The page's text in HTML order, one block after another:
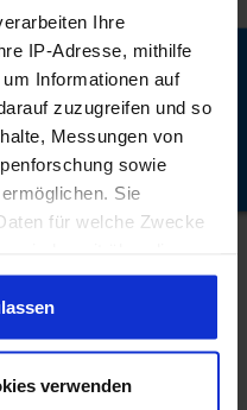
Ihre
IP-Adresse, mithilfe
Informationen auf
zuzugreifen und so
Messungen von
sowie
Sie
für welche Zwecke
auf das Privacy
Lage
verwenden
Mehr Stories
zertifiziert. Und
gefördert: So
Trainingsfarm für
initiiert.